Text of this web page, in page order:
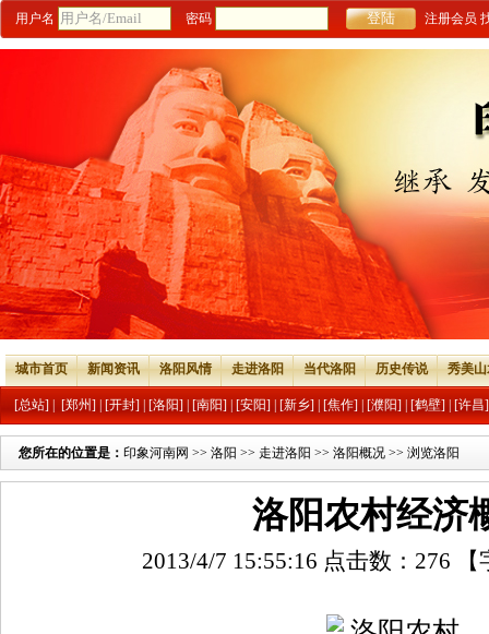
用户名 密码 注册会员
城市首页 新闻资讯 洛阳风情 走进洛阳 当代洛阳 历史传说 秀美
[总站] [郑州] [开封] [洛阳] [南阳] [安阳] [新乡] [焦作] [濮阳] [鹤壁] [许昌]
您所在的位置是： 印象河南网 >> 洛阳 >> 走进洛阳 >> 洛阳概况 >> 浏览洛阳
洛阳农村经济
2013/4/7 15:55:16 点击数： 276